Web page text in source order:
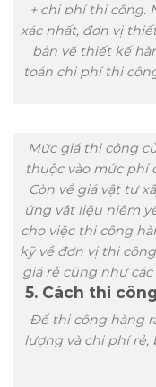
+ chi phí thi công.
xác nhất, đơn vị
bản vẽ thiết kế
toán chi phí thi
Mức giá thi công
thuộc vào mức phí
Còn về giá vật tư
ứng vật liệu niêm
cho việc thi công
kỹ về đơn vị thi
giá rẻ cũng như
5. Cách thi
Để thi công hàng
lượng và chi phí